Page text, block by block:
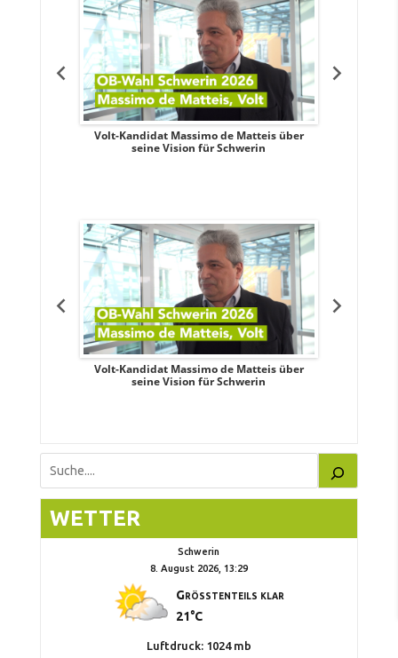
Volt-Kandidat Massimo de Matteis über
seine Vision für Schwerin
Volt-Kandidat Massimo de Matteis über
seine Vision für Schwerin
Suchen
WETTER
Schwerin
8. August 2026, 13:29
Größtenteils klar
21°C
Luftdruck: 1024 mb